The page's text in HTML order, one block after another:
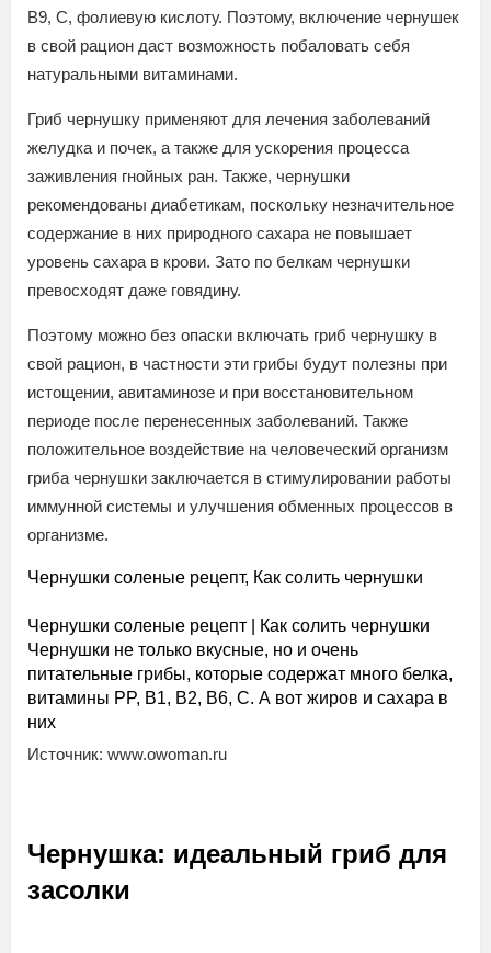
В9, С, фолиевую кислоту. Поэтому, включение чернушек
в свой рацион даст возможность побаловать себя
натуральными витаминами.
Гриб чернушку применяют для лечения заболеваний
желудка и почек, а также для ускорения процесса
заживления гнойных ран. Также, чернушки
рекомендованы диабетикам, поскольку незначительное
содержание в них природного сахара не повышает
уровень сахара в крови. Зато по белкам чернушки
превосходят даже говядину.
Поэтому можно без опаски включать гриб чернушку в
свой рацион, в частности эти грибы будут полезны при
истощении, авитаминозе и при восстановительном
периоде после перенесенных заболеваний. Также
положительное воздействие на человеческий организм
гриба чернушки заключается в стимулировании работы
иммунной системы и улучшения обменных процессов в
организме.
Чернушки соленые рецепт, Как солить чернушки
Чернушки соленые рецепт | Как солить чернушки
Чернушки не только вкусные, но и очень
питательные грибы, которые содержат много белка,
витамины PP, B1, B2, B6, C. А вот жиров и сахара в
них
Источник: www.owoman.ru
Чернушка: идеальный гриб для
засолки